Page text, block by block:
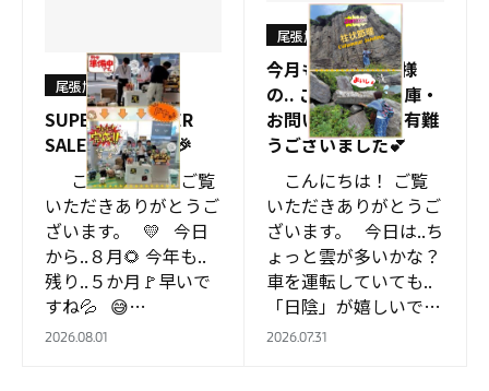
SUPER SUMMER
SALE！！開催🎉🎉
尾張旭店
こんにちは！ ご覧
いただきありがとうご
ざいます。 💛 今日
から..８月🌻 今年も..
残り..５か月🚩早いで
すね💦 😅…
2026.08.01
今月も..沢山の皆様
の.. ご来店・ご入庫・
お問い合わせ..📞 有難
うございました💕
尾張旭店
こんにちは！ ご覧
いただきありがとうご
ざいます。 今日は..ち
ょっと雲が多いかな？
車を運転していても..
「日陰」が嬉しいです
😃 早速ですが..…
2026.07.31